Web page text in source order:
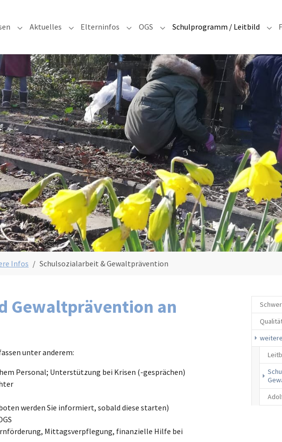
for "Unsere Schule"
Submenu for "Klassen"
Aktuelles Submenu for "Aktuelles"
Elterninfos Submenu for "Elterninfos"
OGS Submenu for "OGS"
Schulprogramm / Leitbild
Infos Schulsozialarbeit & Gewaltprävention
Gewaltprävention an
unter anderem:
Personal; Unterstützung bei Krisen (-gesprächen)
werden Sie informiert, sobald diese starten)
Mittagsverpflegung, finanzielle Hilfe bei